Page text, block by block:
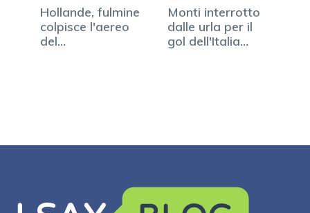
Hollande, fulmine
colpisce l'aereo
del
Monti interrotto
dalle urla per il
gol dell'Italia